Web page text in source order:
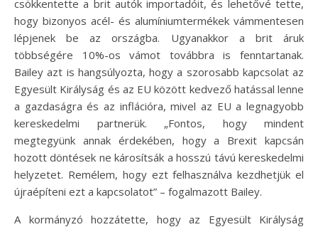
csökkentette a brit autók importadóit, és lehetővé tette,
hogy bizonyos acél- és alumíniumtermékek vámmentesen
lépjenek be az országba. Ugyanakkor a brit áruk
többségére 10%-os vámot továbbra is fenntartanak.
Bailey azt is hangsúlyozta, hogy a szorosabb kapcsolat az
Egyesült Királyság és az EU között kedvező hatással lenne
a gazdaságra és az inflációra, mivel az EU a legnagyobb
kereskedelmi partnerük. „Fontos, hogy mindent
megtegyünk annak érdekében, hogy a Brexit kapcsán
hozott döntések ne károsítsák a hosszú távú kereskedelmi
helyzetet. Remélem, hogy ezt felhasználva kezdhetjük el
újraépíteni ezt a kapcsolatot” – fogalmazott Bailey.
A kormányzó hozzátette, hogy az Egyesült Királyság